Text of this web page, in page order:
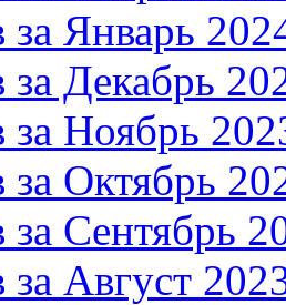
Январь
Декабрь
Ноябрь
Октябрь
Сентябрь
Август